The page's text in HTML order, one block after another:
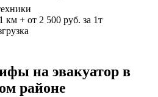
км + от 2 500 руб. за 1т
на эвакуатор в
районе